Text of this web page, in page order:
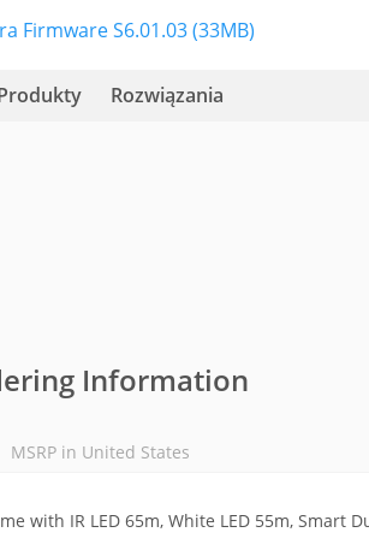
Firmware S6.01.03 (33MB)
Rozwiązania
Information
MSRP in United States
with IR LED 65m, White LED 55m, Smart